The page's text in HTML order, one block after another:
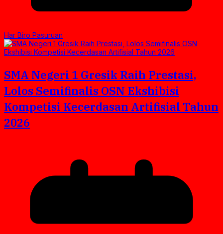
Har Biro Pasuruan
SMA Negeri 1 Gresik Raih Prestasi,
Lolos Semifinalis OSN Ekshibisi
Kompetisi Kecerdasan Artifisial Tahun
2026